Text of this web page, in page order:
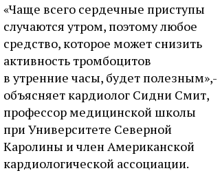
«Чаще всего сердечные приступы
случаются утром, поэтому любое
средство, которое может снизить
активность тромбоцитов
в утренние часы, будет полезным»,-
объясняет кардиолог Сидни Смит,
профессор медицинской школы
при Университете Северной
Каролины и член Американской
кардиологической ассоциации.